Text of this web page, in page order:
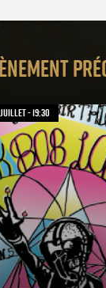
- 19:30